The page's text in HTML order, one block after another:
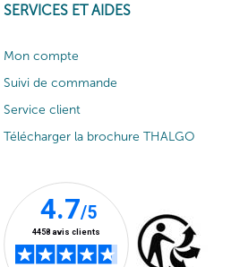
SERVICES ET AIDES
Mon compte
Suivi de commande
Service client
Télécharger la brochure THALGO